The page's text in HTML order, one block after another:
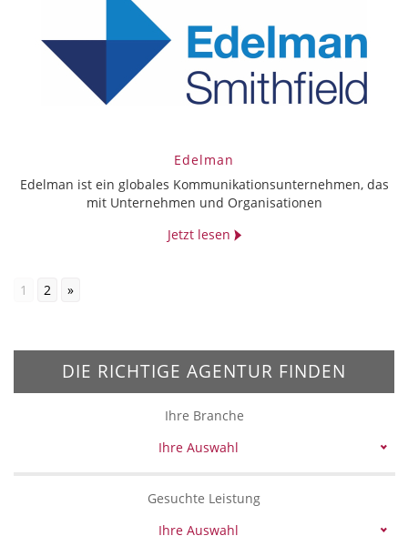
Edelman
Edelman ist ein globales Kommunikationsunternehmen, das
mit Unternehmen und Organisationen
Jetzt lesen
1 2 »
DIE RICHTIGE AGENTUR FINDEN
Ihre Branche
Ihre Auswahl
Gesuchte Leistung
Ihre Auswahl